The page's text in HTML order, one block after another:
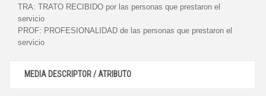
TRA: TRATO RECIBIDO por las personas que prestaron el
servicio
PROF: PROFESIONALIDAD de las personas que prestaron el
servicio
MEDIA DESCRIPTOR / ATRIBUTO